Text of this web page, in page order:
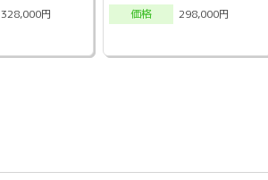
328,000円
価格
298,000円